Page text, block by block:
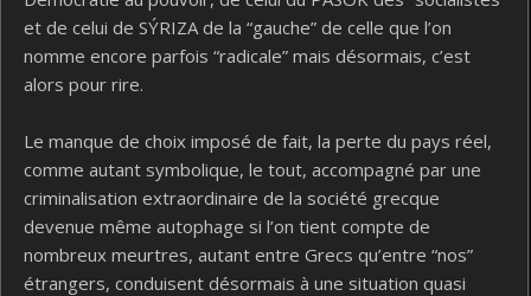
et de celui de SÝRIZA de la “gauche” de celle que l’on
nomme encore parfois “radicale” mais désormais, c’est
alors pour rire.
Le manque de choix imposé de fait, la perte du pays réel,
comme autant symbolique, le tout, accompagné par une
criminalisation extraordinaire de la société grecque
devenue même autophage si l’on tient compte de
nombreux meurtres, autant entre Grecs qu’entre “nos”
étrangers, conduisent désormais à une situation quasi